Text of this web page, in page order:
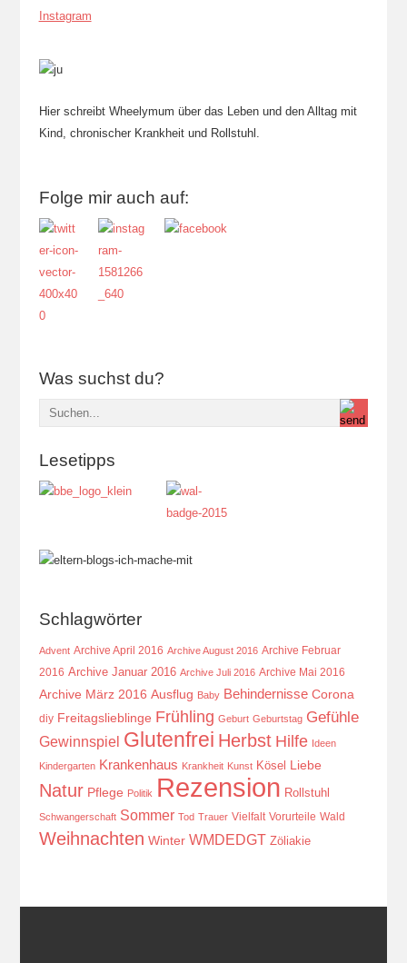
Instagram
Hier schreibt Wheelymum über das Leben und den Alltag mit
Kind, chronischer Krankheit und Rollstuhl.
Folge mir auch auf:
Was suchst du?
Lesetipps
Schlagwörter
Advent Archive April 2016 Archive August 2016 Archive Februar
2016 Archive Januar 2016 Archive Juli 2016 Archive Mai 2016
Archive März 2016 Ausflug Baby Behindernisse Corona
diy Freitagslieblinge Frühling Geburt Geburtstag Gefühle
Gewinnspiel Glutenfrei Herbst Hilfe Ideen
Kindergarten Krankenhaus Krankheit Kunst Kösel Liebe
Natur Pflege Politik Rezension Rollstuhl
Schwangerschaft Sommer Tod Trauer Vielfalt Vorurteile Wald
Weihnachten Winter WMDEDGT Zöliakie